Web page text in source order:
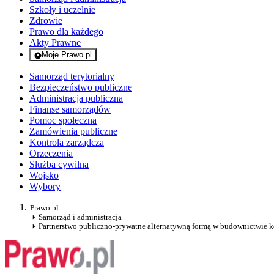
Szkoły i uczelnie
Zdrowie
Prawo dla każdego
Akty Prawne
Moje Prawo.pl
- rejestracja i logowanie do serwisu
Samorząd terytorialny
Bezpieczeństwo publiczne
Administracja publiczna
Finanse samorządów
Pomoc społeczna
Zamówienia publiczne
Kontrola zarządcza
Orzeczenia
Służba cywilna
Wojsko
Wybory
Prawo.pl
Samorząd i administracja
Partnerstwo publiczno-prywatne alternatywną formą w budownictwie